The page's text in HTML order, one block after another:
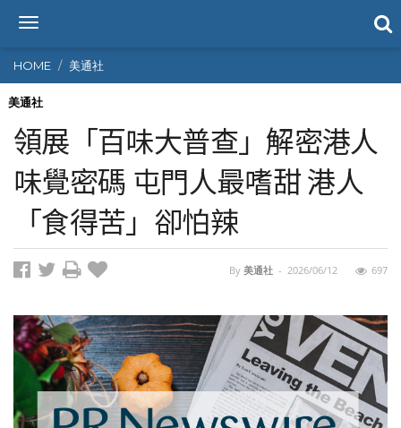
T
g
g
l
n
a
v
i
g
a
t
HOME 美通社
美通社
領展「百味大普查」解密港人
味覺密碼 屯門人最嗜甜 港人
「食得苦」卻怕辣
By 美通社 - 2026/06/12 697